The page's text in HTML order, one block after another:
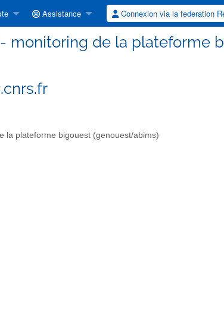
Assistance Connexion via la federation
monitoring de la plateforme
la plateforme bigouest (genouest/abims)